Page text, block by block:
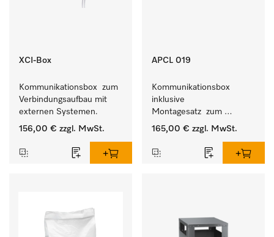
XCI-Box
Kommunikationsbox  zum
Verbindungsaufbau mit
externen Systemen.
156,00 € zzgl. MwSt.
APCL 019
Kommunikationsbox
inklusive
Montagesatz  zum
Verbindungsaufbau von
mit externen Systemen.
165,00 € zzgl. MwSt.